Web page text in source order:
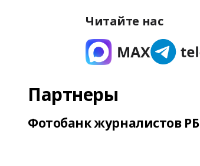
Читайте нас
Партнеры
Фотобанк журналистов РБ